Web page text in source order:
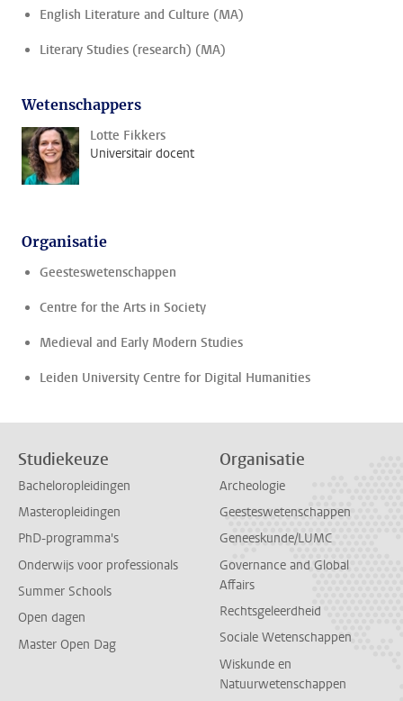
English Literature and Culture (MA)
Literary Studies (research) (MA)
Wetenschappers
Lotte Fikkers
Universitair docent
Organisatie
Geesteswetenschappen
Centre for the Arts in Society
Medieval and Early Modern Studies
Leiden University Centre for Digital Humanities
Studiekeuze
Bacheloropleidingen
Masteropleidingen
PhD-programma's
Onderwijs voor professionals
Summer Schools
Open dagen
Master Open Dag
Organisatie
Archeologie
Geesteswetenschappen
Geneeskunde/LUMC
Governance and Global
Affairs
Rechtsgeleerdheid
Sociale Wetenschappen
Wiskunde en
Natuurwetenschappen